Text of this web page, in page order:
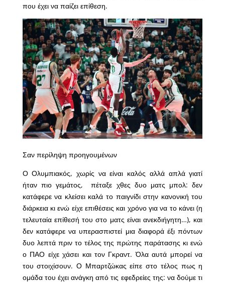
που έχει να παίζει επίθεση.
Σαν περίληψη προηγουμένων
Ο Ολυμπιακός, χωρίς να είναι καλός αλλά απλά γιατί
ήταν πιο γεμάτος, πέταξε χθες δυο ματς μπολ: δεν
κατάφερε να κλείσει καλά το παιγνίδι στην κανονική του
διάρκεια κι ενώ είχε επιθέσεις και χρόνο για να το κάνει (η
τελευταία επίθεσή του στο ματς είναι ανεκδιήγητη…), και
δεν κατάφερε να υπερασπιστεί μια διαφορά έξι πόντων
δυο λεπτά πριν το τέλος της πρώτης παράτασης κι ενώ
ο ΠΑΟ είχε χάσει και τον Γκραντ. Όλα αυτά μπορεί να
του στοιχίσουν. Ο Μπαρτζώκας είπε στο τέλος πως η
ομάδα του έχει ανάγκη από τις εφεδρείες της: να δούμε τι